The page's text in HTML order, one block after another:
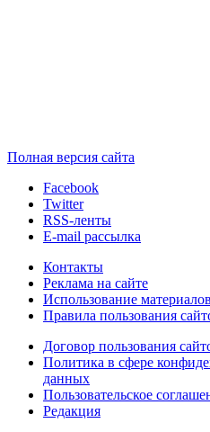
Полная версия сайта
Facebook
Twitter
RSS-ленты
E-mail рассылка
Контакты
Реклама на сайте
Использование
Правила пользования
Договор пользования
Политика в сфере
данных
Пользовательское
Редакция